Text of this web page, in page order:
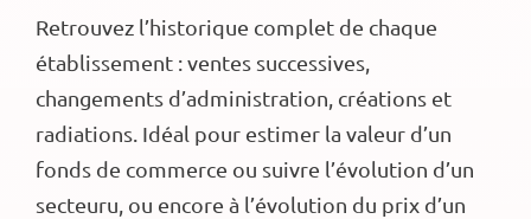
Retrouvez l’historique complet de chaque
établissement : ventes successives,
changements d’administration, créations et
radiations. Idéal pour estimer la valeur d’un
fonds de commerce ou suivre l’évolution d’un
secteuru, ou encore à l’évolution du prix d’un